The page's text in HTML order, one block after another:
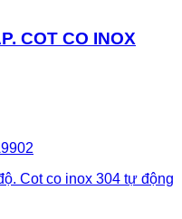
COT CO INOX